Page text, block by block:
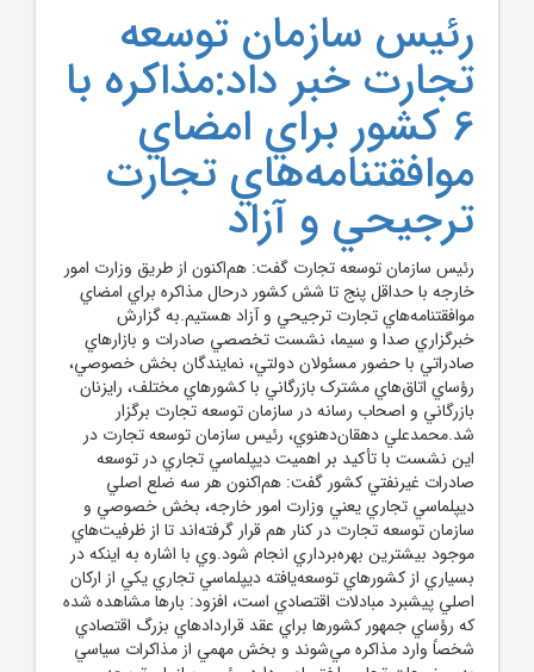
رئيس سازمان توسعه
تجارت خبر داد:مذاکره با
6 کشور براي امضاي
موافقتنامه‌هاي تجارت
ترجيحي و آزاد
رئيس سازمان توسعه تجارت گفت: هم‌اکنون از طريق وزارت امور
خارجه با حداقل پنج تا شش کشور درحال مذاکره براي امضاي
موافقتنامه‌هاي تجارت ترجيحي و آزاد هستيم.به گزارش
خبرگزاري صدا و سيما، نشست تخصصي صادرات و بازارهاي
صادراتي با حضور مسئولان دولتي، نمايندگان بخش خصوصي،
رؤساي اتاق‌هاي مشترک بازرگاني با کشورهاي مختلف، رايزنان
بازرگاني و اصحاب رسانه در سازمان توسعه تجارت برگزار
شد.محمدعلي دهقان‌دهنوي، رئيس سازمان توسعه تجارت در
اين نشست با تأکيد بر اهميت ديپلماسي تجاري در توسعه
صادرات غيرنفتي کشور گفت: هم‌اکنون هر سه ضلع اصلي
ديپلماسي تجاري يعني وزارت امور خارجه، بخش خصوصي و
سازمان توسعه تجارت در کنار هم قرار گرفته‌اند تا از ظرفيت‌هاي
موجود بيشترين بهره‌برداري انجام شود.وي با اشاره به اينکه در
بسياري از کشورهاي توسعه‌يافته ديپلماسي تجاري يکي از ارکان
اصلي پيشبرد مبادلات اقتصادي است، افزود: بارها مشاهده شده
که رؤساي جمهور کشورها براي عقد قراردادهاي بزرگ اقتصادي
شخصاً وارد مذاکره مي‌شوند و بخش مهمي از مذاکرات سياسي